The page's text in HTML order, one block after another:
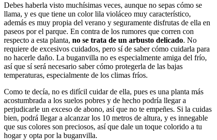
Debes haberla visto muchísimas veces, aunque no sepas cómo se
llama, y es que tiene un color lila violáceo muy característico,
además es muy propia del verano y seguramente disfrutas de ella en
paseos por el parque. En contra de los rumores que corren con
respecto a esta planta, no se trata de un arbusto delicado. No
requiere de excesivos cuidados, pero sí de saber cómo cuidarla para
no hacerle daño. La buganvilla no es especialmente amiga del frío,
así que sí será necesario saber cómo protegerla de las bajas
temperaturas, especialmente de los climas fríos.
Como te decía, no es difícil cuidar de ella, pues es una planta más
acostumbrada a los suelos pobres y de hecho podría llegar a
perjudicarle un exceso de abono, así que no te empeñes. Si la cuidas
bien, podrá llegar a alcanzar los 10 metros de altura, y es innegable
que sus colores son preciosos, así que dale un toque colorido a tu
hogar y opta por la buganvilla.